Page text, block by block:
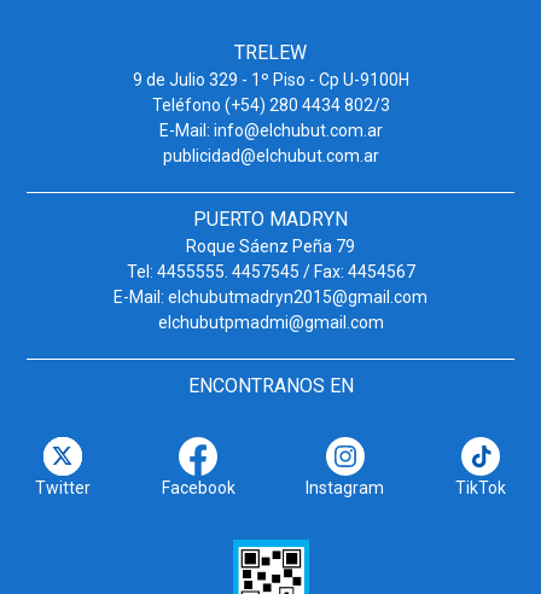
TRELEW
9 de Julio 329 - 1º Piso - Cp U-9100H
Teléfono (+54) 280 4434 802/3
E-Mail: info@elchubut.com.ar
publicidad@elchubut.com.ar
PUERTO MADRYN
Roque Sáenz Peña 79
Tel: 4455555. 4457545 / Fax: 4454567
E-Mail: elchubutmadryn2015@gmail.com
elchubutpmadmi@gmail.com
ENCONTRANOS EN
Twitter Facebook Instagram TikTok